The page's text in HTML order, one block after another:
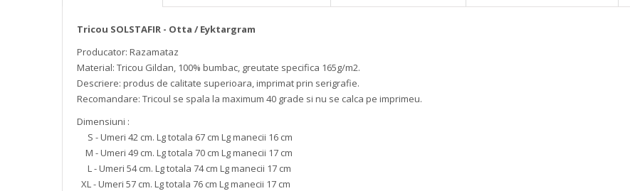
Tricou SOLSTAFIR - Otta / Eyktargram
Producator: Razamataz
Material: Tricou Gildan, 100% bumbac, greutate specifica 165g/m2.
Descriere: produs de calitate superioara, imprimat prin serigrafie.
Recomandare: Tricoul se spala la maximum 40 grade si nu se calca pe imprimeu.
Dimensiuni :
S - Umeri 42 cm. Lg totala 67 cm Lg manecii 16 cm
M - Umeri 49 cm. Lg totala 70 cm Lg manecii 17 cm
L - Umeri 54 cm. Lg totala 74 cm Lg manecii 17 cm
XL - Umeri 57 cm. Lg totala 76 cm Lg manecii 17 cm